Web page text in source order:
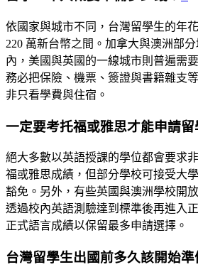
依國家與城市不同，台灣留學生的年
220 萬新台幣之間。加拿大與澳洲部
內，美國與英國的一線城市則普遍需
務必把保險、機票、簽證與書籍雜支
非只看學費與住宿。
一定要考托福或雅思才能申請留
絕大多數以英語授課的學位都會要求
福或雅思成績，但部分學校可接受大
豁免。另外，有些英國與澳洲學校開
透過校內英語測驗達到標準後再進入
正式語言成績以保留最多申請選擇。
台灣留學生出國前多久該開始準